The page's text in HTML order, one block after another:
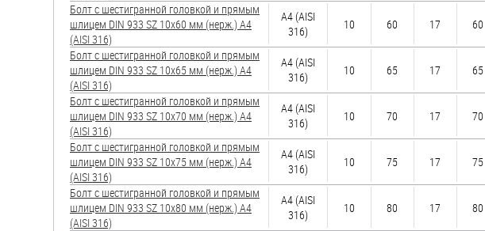
Болт с шестигранной головкой и прямым
шлицем DIN 933 SZ 10х60 мм (нерж.) A4
(AISI 316)
A4 (AISI
316)
10 60 17 60
Болт с шестигранной головкой и прямым
шлицем DIN 933 SZ 10х65 мм (нерж.) A4
(AISI 316)
A4 (AISI
316)
10 65 17 65
Болт с шестигранной головкой и прямым
шлицем DIN 933 SZ 10х70 мм (нерж.) A4
(AISI 316)
A4 (AISI
316)
10 70 17 70
Болт с шестигранной головкой и прямым
шлицем DIN 933 SZ 10х75 мм (нерж.) A4
(AISI 316)
A4 (AISI
316)
10 75 17 75
Болт с шестигранной головкой и прямым
шлицем DIN 933 SZ 10х80 мм (нерж.) A4
(AISI 316)
A4 (AISI
316)
10 80 17 80